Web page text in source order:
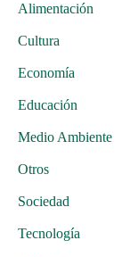
Alimentación
Cultura
Economía
Educación
Medio Ambiente
Otros
Sociedad
Tecnología